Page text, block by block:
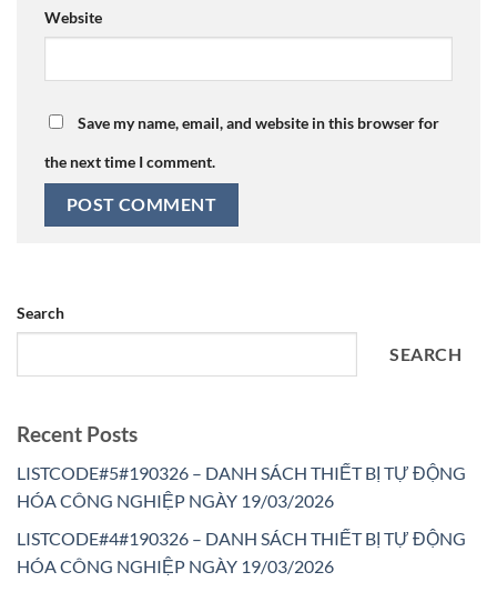
Website
Save my name, email, and website in this browser for
the next time I comment.
Search
SEARCH
Recent Posts
LISTCODE#5#190326 – DANH SÁCH THIẾT BỊ TỰ ĐỘNG
HÓA CÔNG NGHIỆP NGÀY 19/03/2026
LISTCODE#4#190326 – DANH SÁCH THIẾT BỊ TỰ ĐỘNG
HÓA CÔNG NGHIỆP NGÀY 19/03/2026